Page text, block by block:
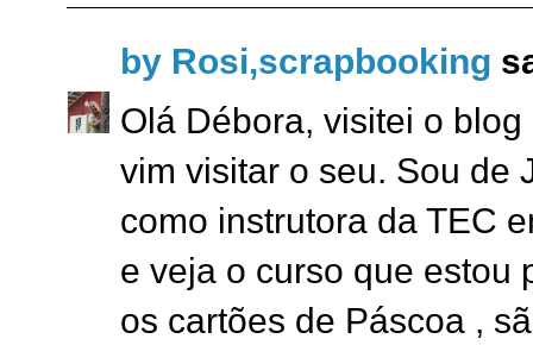
by Rosi,scrapbooking
Olá Débora, visitei o
vim visitar o seu. Sou de
como instrutora da TEC
e veja o curso que estou
os cartões de Páscoa ,